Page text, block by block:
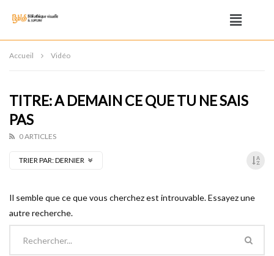
Accueil Vidéo
TITRE: A DEMAIN CE QUE TU NE SAIS
PAS
0 ARTICLES
TRIER PAR:DERNIER
Il semble que ce que vous cherchez est introuvable. Essayez une
autre recherche.